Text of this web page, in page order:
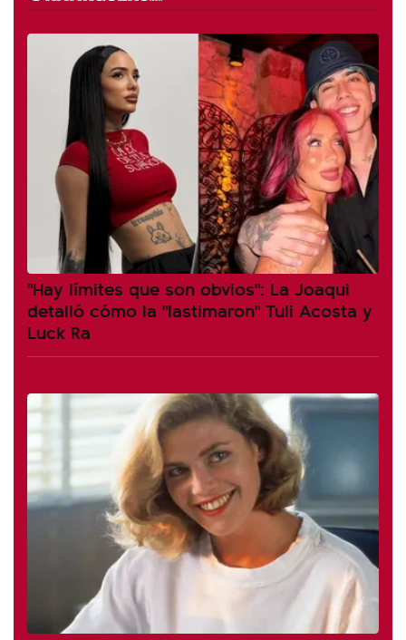
"Hay límites que son obvios": La Joaqui
detalló cómo la "lastimaron" Tuli Acosta y
Luck Ra